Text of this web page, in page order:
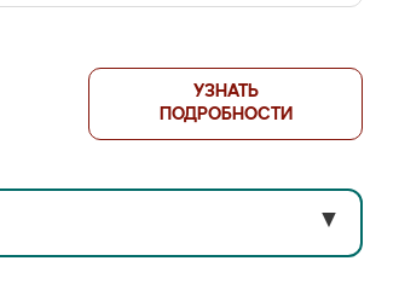
УЗНАТЬ
ПОДРОБНОСТИ
▼